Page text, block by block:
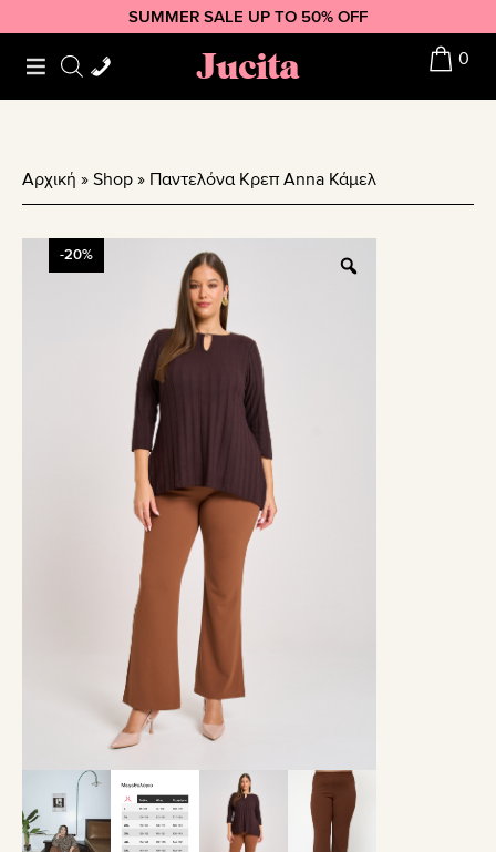
to
primary
to
main
to
footer
SUMMER SALE UP TO 50% OFF
Jucita 0
Αρχική » Shop » Παντελόνα Κρεπ Anna Κάμελ
-20%